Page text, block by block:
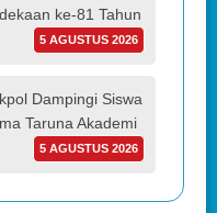
ke-81 Tahun
5 AGUSTUS 2026
Dampingi Siswa
Taruna Akademi
5 AGUSTUS 2026